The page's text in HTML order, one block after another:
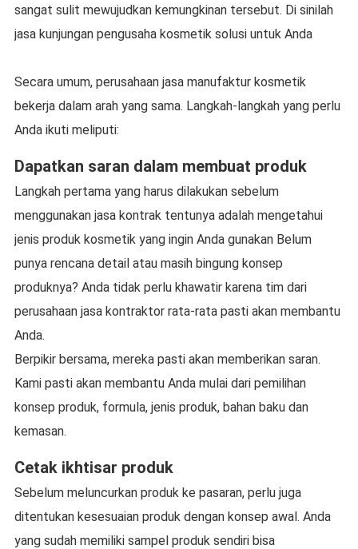
sangat sulit mewujudkan kemungkinan tersebut. Di sinilah
jasa kunjungan pengusaha kosmetik solusi untuk Anda
Secara umum, perusahaan jasa manufaktur kosmetik
bekerja dalam arah yang sama. Langkah-langkah yang perlu
Anda ikuti meliputi:
Dapatkan saran dalam membuat produk
Langkah pertama yang harus dilakukan sebelum
menggunakan jasa kontrak tentunya adalah mengetahui
jenis produk kosmetik yang ingin Anda gunakan Belum
punya rencana detail atau masih bingung konsep
produknya? Anda tidak perlu khawatir karena tim dari
perusahaan jasa kontraktor rata-rata pasti akan membantu
Anda.
Berpikir bersama, mereka pasti akan memberikan saran.
Kami pasti akan membantu Anda mulai dari pemilihan
konsep produk, formula, jenis produk, bahan baku dan
kemasan.
Cetak ikhtisar produk
Sebelum meluncurkan produk ke pasaran, perlu juga
ditentukan kesesuaian produk dengan konsep awal. Anda
yang sudah memiliki sampel produk sendiri bisa